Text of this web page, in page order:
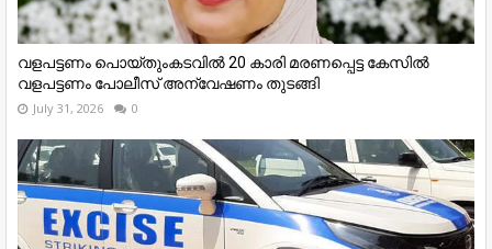
വളപട്ടണം പൊയ്തുംകടവിൽ 20 കാരി മരണപ്പെട്ട കേസിൽ
വളപട്ടണം പോലീസ് അന്വേഷണം തുടങ്ങി
July 31, 2026 0